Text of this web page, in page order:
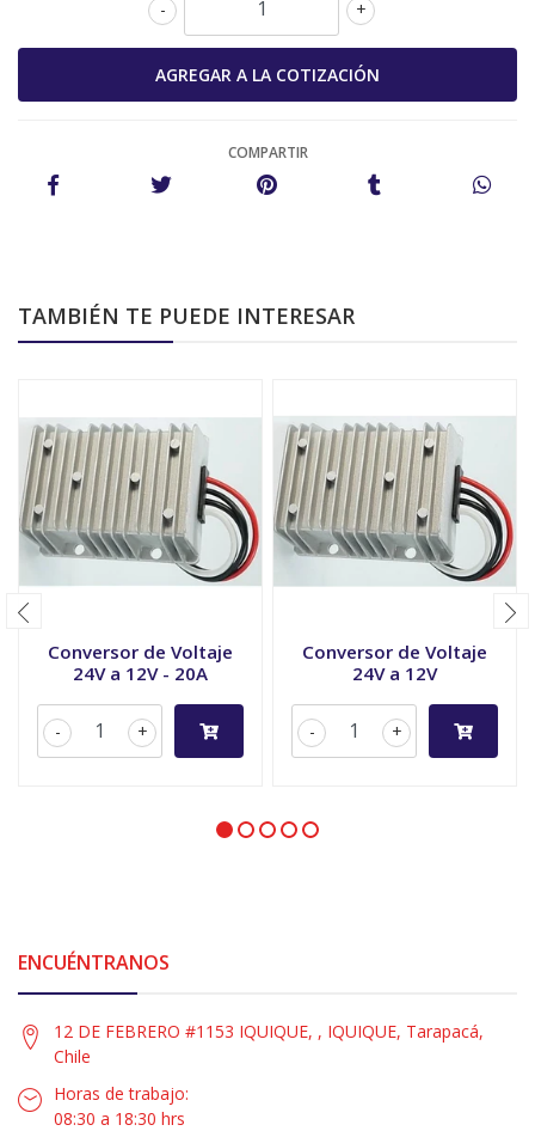
+
-
COMPARTIR
TAMBIÉN TE PUEDE INTERESAR
Conversor de Voltaje
24V a 12V - 20A
+
-
Conversor de Voltaje
24V a 12V
+
-
ENCUÉNTRANOS
12 DE FEBRERO #1153 IQUIQUE, , IQUIQUE, Tarapacá,
Chile
Horas de trabajo:
08:30 a 18:30 hrs